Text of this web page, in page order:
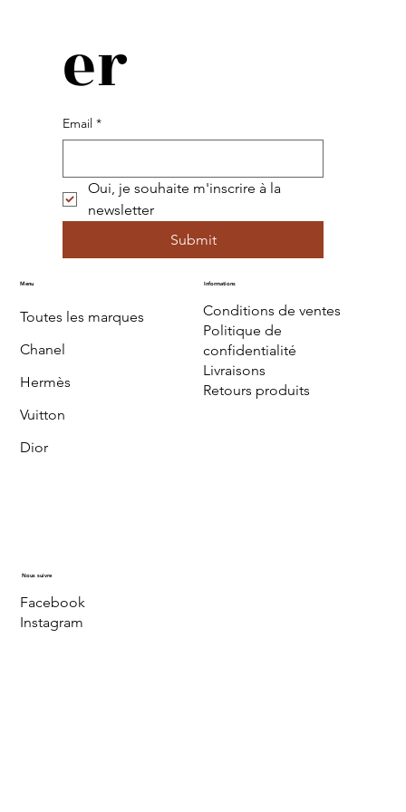
er
Email *
Oui, je souhaite m'inscrire à la
newsletter
Submit
Menu
Toutes les marques
Chanel
Hermès
Vuitton
Dior
Informations
Conditions de ventes
Politique de
confidentialité
Livraisons
Retours produits
Nous suivre
Facebook
Instagram